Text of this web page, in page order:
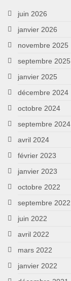
juin 2026
janvier 2026
novembre 2025
septembre 2025
janvier 2025
décembre 2024
octobre 2024
septembre 2024
avril 2024
février 2023
janvier 2023
octobre 2022
septembre 2022
juin 2022
avril 2022
mars 2022
janvier 2022